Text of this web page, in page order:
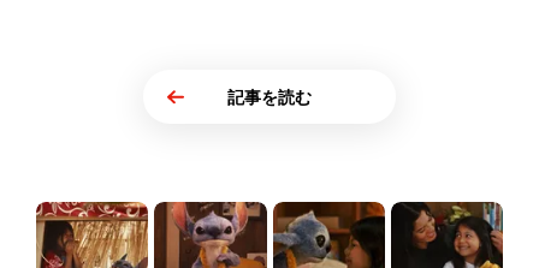
記事を読む